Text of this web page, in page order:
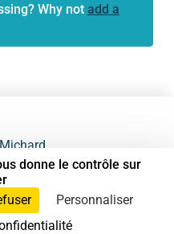
Why not add a
donne le contrôle sur
Personnaliser